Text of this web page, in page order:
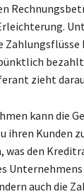
zieht
kann die
ihren Kunden
was den
auch die